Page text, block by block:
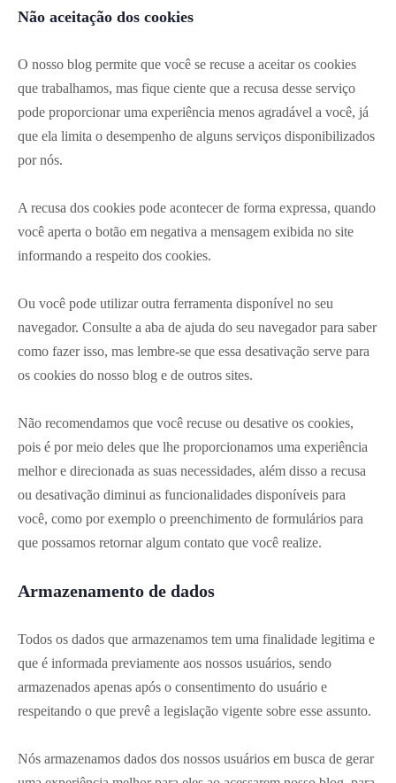
Não aceitação dos cookies
O nosso blog permite que você se recuse a aceitar os cookies
que trabalhamos, mas fique ciente que a recusa desse serviço
pode proporcionar uma experiência menos agradável a você, já
que ela limita o desempenho de alguns serviços disponibilizados
por nós.
A recusa dos cookies pode acontecer de forma expressa, quando
você aperta o botão em negativa a mensagem exibida no site
informando a respeito dos cookies.
Ou você pode utilizar outra ferramenta disponível no seu
navegador. Consulte a aba de ajuda do seu navegador para saber
como fazer isso, mas lembre-se que essa desativação serve para
os cookies do nosso blog e de outros sites.
Não recomendamos que você recuse ou desative os cookies,
pois é por meio deles que lhe proporcionamos uma experiência
melhor e direcionada as suas necessidades, além disso a recusa
ou desativação diminui as funcionalidades disponíveis para
você, como por exemplo o preenchimento de formulários para
que possamos retornar algum contato que você realize.
Armazenamento de dados
Todos os dados que armazenamos tem uma finalidade legitima e
que é informada previamente aos nossos usuários, sendo
armazenados apenas após o consentimento do usuário e
respeitando o que prevê a legislação vigente sobre esse assunto.
Nós armazenamos dados dos nossos usuários em busca de gerar